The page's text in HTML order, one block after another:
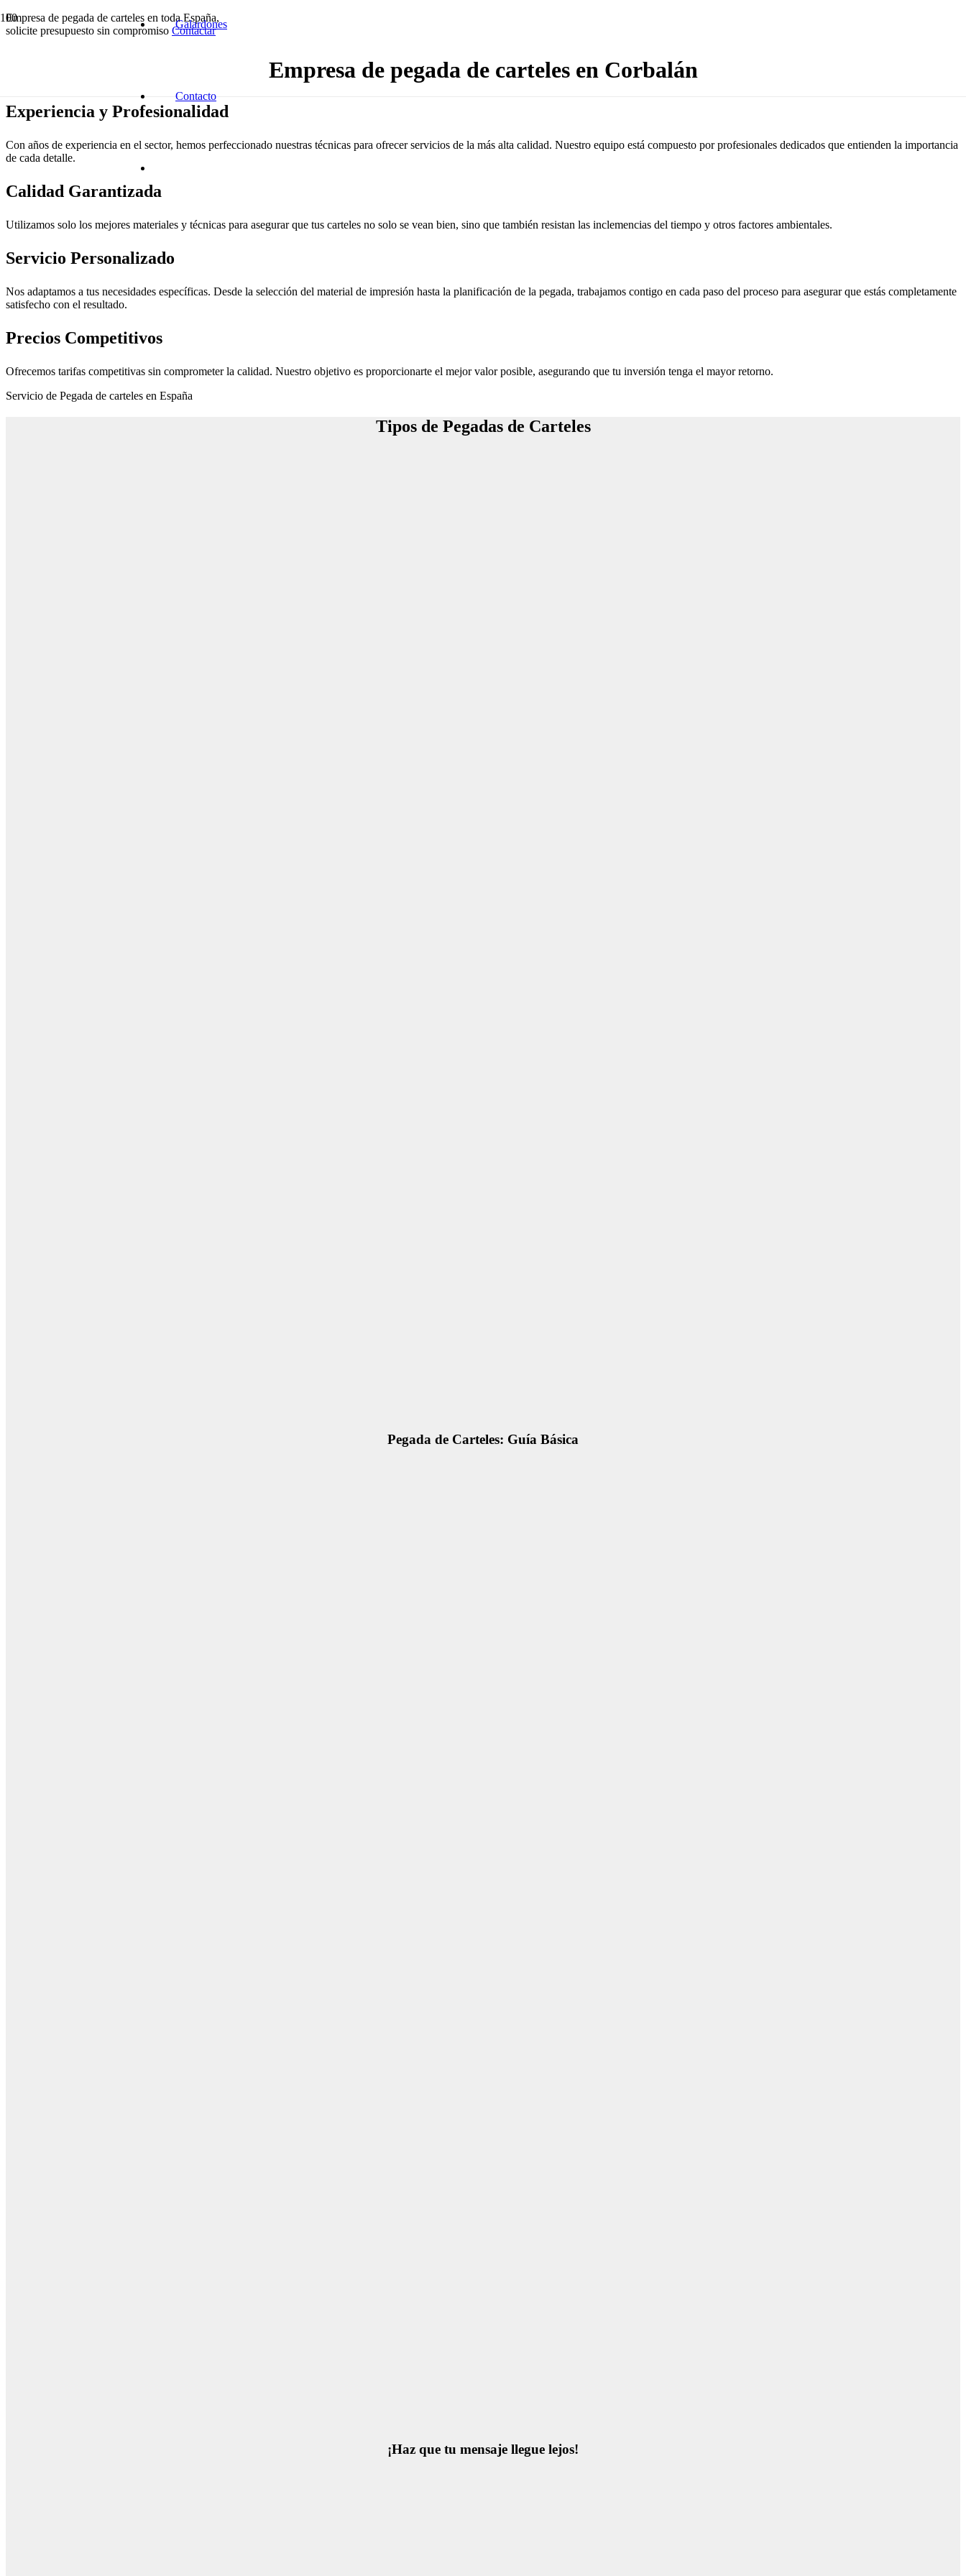
Galardones
Contacto
Empresa de pegada de carteles en toda España,
solicite presupuesto sin compromiso Contactar
Empresa de pegada de carteles en Corbalán
Experiencia y Profesionalidad
Con años de experiencia en el sector, hemos perfeccionado nuestras técnicas para ofrecer servicios de la más alta calidad. Nuestro equipo está compuesto por profesionales dedicados que entienden la importancia
de cada detalle.
Calidad Garantizada
Utilizamos solo los mejores materiales y técnicas para asegurar que tus carteles no solo se vean bien, sino que también resistan las inclemencias del tiempo y otros factores ambientales.
Servicio Personalizado
Nos adaptamos a tus necesidades específicas. Desde la selección del material de impresión hasta la planificación de la pegada, trabajamos contigo en cada paso del proceso para asegurar que estás completamente
satisfecho con el resultado.
Precios Competitivos
Ofrecemos tarifas competitivas sin comprometer la calidad. Nuestro objetivo es proporcionarte el mejor valor posible, asegurando que tu inversión tenga el mayor retorno.
Servicio de Pegada de carteles en España
Tipos de Pegadas de Carteles
Pegada de Carteles: Guía Básica
¡Haz que tu mensaje llegue lejos!